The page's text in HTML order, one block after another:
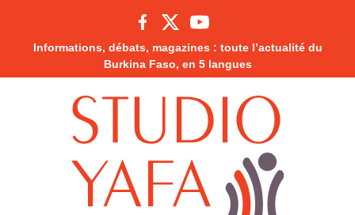
Informations, débats, magazines : toute l’actualité du
Burkina Faso, en 5 langues